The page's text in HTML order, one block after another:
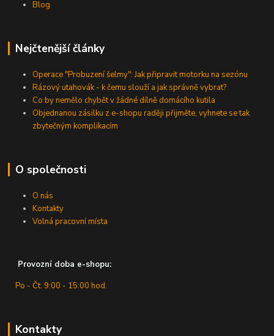
Blog
Nejčtenější články
Operace "Probuzení šelmy": Jak připravit motorku na sezónu
Rázový utahovák - k čemu slouží a jak správně vybrat?
Co by nemělo chybět v žádné dílně domácího kutila
Objednanou zásilku z e-shopu raději přijměte, vyhnete se tak
zbytečným komplikacím
O společnosti
O nás
Kontakty
Volná pracovní místa
Provozní doba e-shopu:
Po - Čt: 9:00 - 15:00 hod.
Kontakty